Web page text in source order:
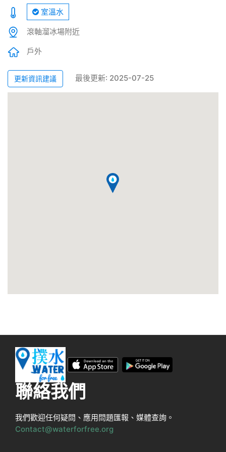
室溫水
滾軸溜冰場附近
戶外
更新資訊建議 最後更新: 2025-07-25
聯絡我們
我們歡迎任何疑問、應用問題匯報、媒體查詢。
Contact@waterforfree.org